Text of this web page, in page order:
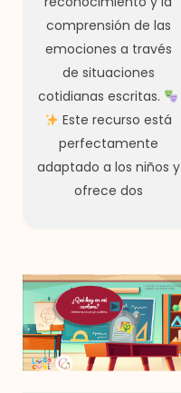
comprensión de las
emociones a través
de situaciones
cotidianas escritas.
Este recurso está
perfectamente
adaptado a los niños y
ofrece dos